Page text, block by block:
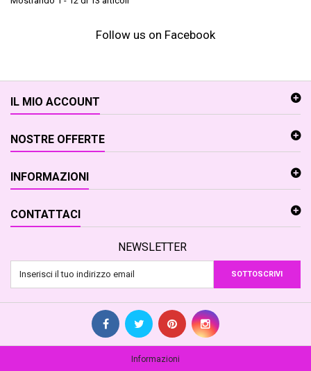
Follow us on Facebook
IL MIO ACCOUNT
NOSTRE OFFERTE
INFORMAZIONI
Informazioni
CONTATTACI
NEWSLETTER
SOTTOSCRIVI